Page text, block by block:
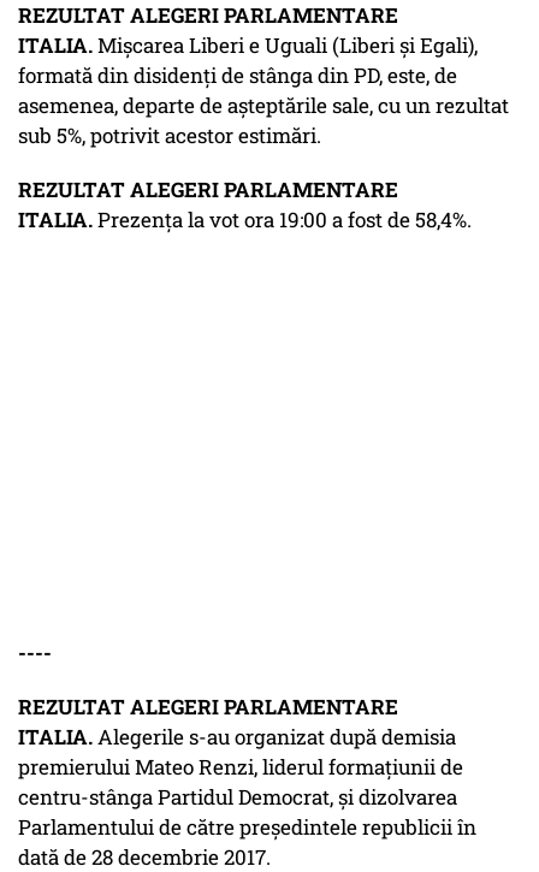
REZULTAT ALEGERI PARLAMENTARE
ITALIA.Mişcarea Liberi e Uguali (Liberi şi Egali),
formată din disidenţi de stânga din PD, este, de
asemenea, departe de aşteptările sale, cu un rezultat
sub 5%, potrivit acestor estimări.
REZULTAT ALEGERI PARLAMENTARE
ITALIA.Prezenţa la vot ora 19:00 a fost de 58,4%.
----
REZULTAT ALEGERI PARLAMENTARE
ITALIA.Alegerile s-au organizat după demisia
premierului Mateo Renzi, liderul formațiunii de
centru-stânga Partidul Democrat, și dizolvarea
Parlamentului de către președintele republicii în
dată de 28 decembrie 2017.